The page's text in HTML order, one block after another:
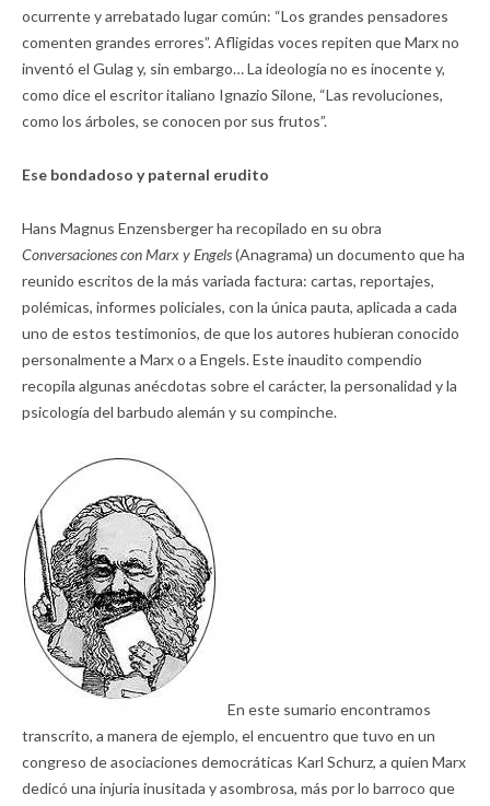
ocurrente y arrebatado lugar común: “Los grandes pensadores
comenten grandes errores”. Afligidas voces repiten que Marx no
inventó el Gulag y, sin embargo… La ideología no es inocente y,
como dice el escritor italiano Ignazio Silone, “Las revoluciones,
como los árboles, se conocen por sus frutos”.
Ese bondadoso y paternal erudito
Hans Magnus Enzensberger ha recopilado en su obra
Conversaciones con Marx y Engels(Anagrama) un documento que ha
reunido escritos de la más variada factura: cartas, reportajes,
polémicas, informes policiales, con la única pauta, aplicada a cada
uno de estos testimonios, de que los autores hubieran conocido
personalmente a Marx o a Engels. Este inaudito compendio
recopila algunas anécdotas sobre el carácter, la personalidad y la
psicología del barbudo alemán y su compinche.
En este sumario encontramos
transcrito, a manera de ejemplo, el encuentro que tuvo en un
congreso de asociaciones democráticas Karl Schurz, a quien Marx
dedicó una injuria inusitada y asombrosa, más por lo barroco que